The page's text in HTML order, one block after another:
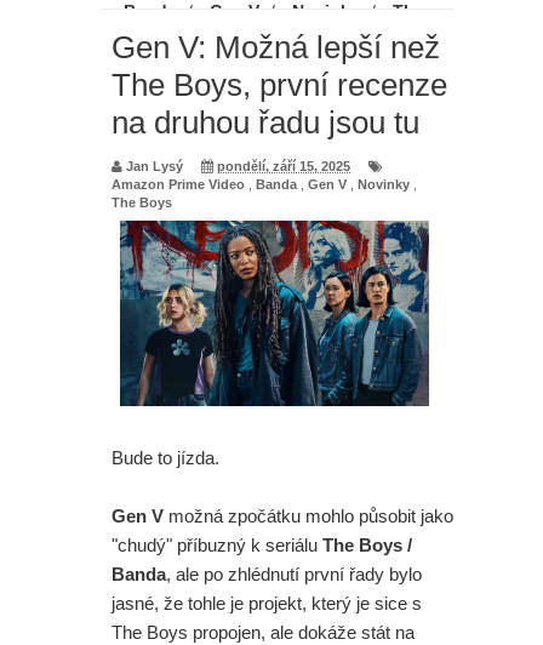
Banda
/ Gen V / Novinky /
The
Boys
Gen V: Možná lepší než The Boys,
první recenze na druhou řadu jsou tu
Gen V: Možná lepší než
The Boys, první recenze
na druhou řadu jsou tu
Jan Lysý
pondělí, září 15, 2025
Amazon Prime Video
Banda Gen V Novinky
The Boys
Bude to jízda.
Gen V možná zpočátku mohlo působit jako
"chudý" příbuzný k seriálu The Boys /
Banda, ale po zhlédnutí první řady bylo
jasné, že tohle je projekt, který je sice s
The Boys propojen, ale dokáže stát na